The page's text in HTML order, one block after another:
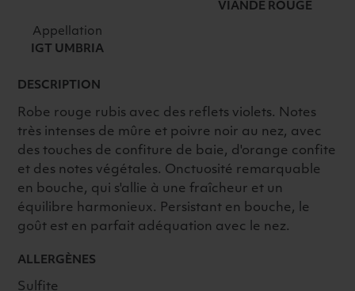
VIANDE ROUGE
Appellation
IGT UMBRIA
DESCRIPTION
Robe rouge rubis avec des reflets violets. Notes
très intenses de mûre et poivre noir au nez, avec
des touches de confiture de baie, d'orange confite
et des notes végétales. Onctuosité remarquable
en bouche, qui s'allie à une fraîcheur et un
équilibre harmonieux. Persistant en bouche, le
goût est en parfait adéquation avec le nez.
ALLERGÈNES
Sulfite